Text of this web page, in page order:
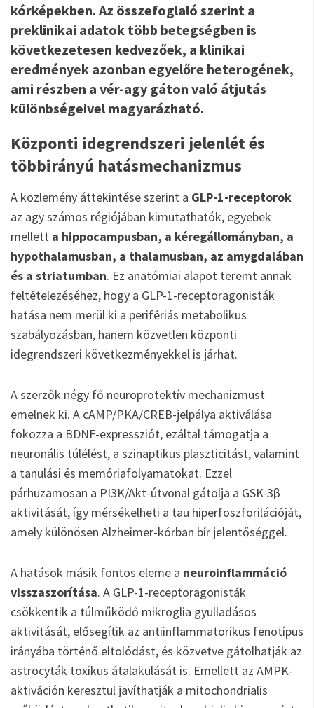
kórképekben. Az összefoglaló szerint a
preklinikai adatok több betegségben is
következetesen kedvezőek, a klinikai
eredmények azonban egyelőre heterogének,
ami részben a vér-agy gáton való átjutás
különbségeivel magyarázható.
Központi idegrendszeri jelenlét és
többirányú hatásmechanizmus
A közlemény áttekintése szerint a GLP-1-receptorok
az agy számos régiójában kimutathatók, egyebek
mellett a hippocampusban, a kéregállományban, a
hypothalamusban, a thalamusban, az amygdalában
és a striatumban. Ez anatómiai alapot teremt annak
feltételezéséhez, hogy a GLP-1-receptoragonisták
hatása nem merül ki a perifériás metabolikus
szabályozásban, hanem közvetlen központi
idegrendszeri következményekkel is járhat.
A szerzők négy fő neuroprotektív mechanizmust
emelnek ki. A cAMP/PKA/CREB-jelpálya aktiválása
fokozza a BDNF-expressziót, ezáltal támogatja a
neuronális túlélést, a szinaptikus plaszticitást, valamint
a tanulási és memóriafolyamatokat. Ezzel
párhuzamosan a PI3K/Akt-útvonal gátolja a GSK-3β
aktivitását, így mérsékelheti a tau hiperfoszforilációját,
amely különösen Alzheimer-kórban bír jelentőséggel.
A hatások másik fontos eleme a neuroinflammáció
visszaszorítása. A GLP-1-receptoragonisták
csökkentik a túlműködő mikroglia gyulladásos
aktivitását, elősegítik az antiinflammatorikus fenotípus
irányába történő eltolódást, és közvetve gátolhatják az
astrocyták toxikus átalakulását is. Emellett az AMPK-
aktiváción keresztül javíthatják a mitochondrialis